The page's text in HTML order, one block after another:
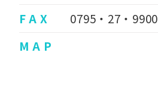
F A X
0795・27・9900
M A P